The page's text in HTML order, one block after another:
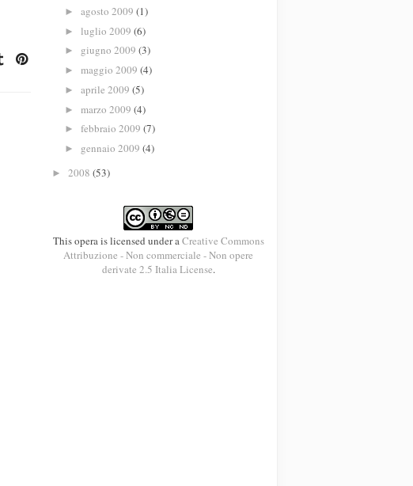
► agosto 2009 (1)
► luglio 2009 (6)
► giugno 2009 (3)
► maggio 2009 (4)
► aprile 2009 (5)
► marzo 2009 (4)
► febbraio 2009 (7)
► gennaio 2009 (4)
► 2008 (53)
This opera is licensed under a Creative Commons
Attribuzione - Non commerciale - Non opere
derivate 2.5 Italia License.